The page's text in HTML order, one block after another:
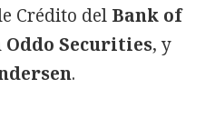
Crédito del Bank of
Oddo Securities, y
.